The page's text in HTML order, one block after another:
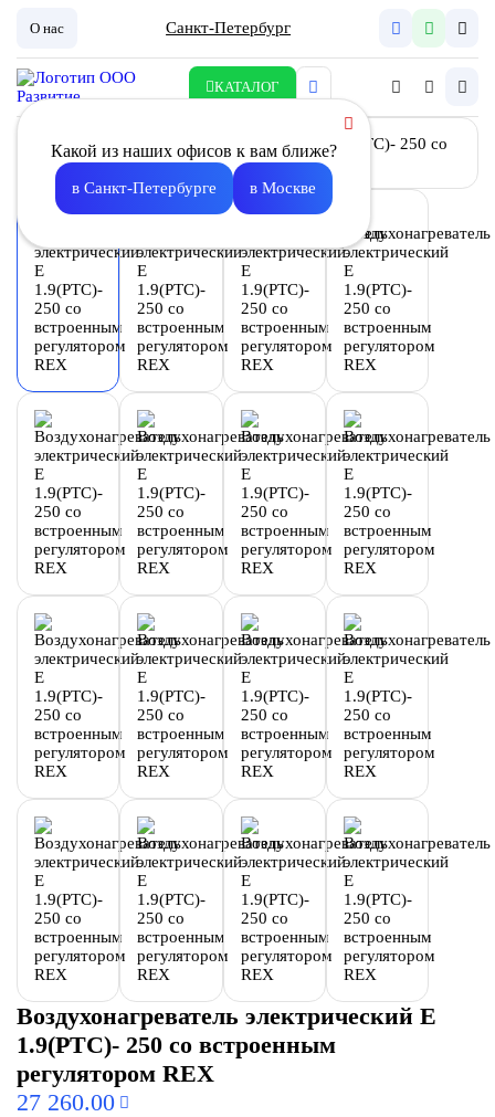
О нас Санкт-Петербург
КАТАЛОГ
Какой из наших офисов к вам ближе?
в Санкт-Петербурге в Москве
Воздухонагреватель электрический E
1.9(PTC)- 250 со встроенным
регулятором REX
27 260.00